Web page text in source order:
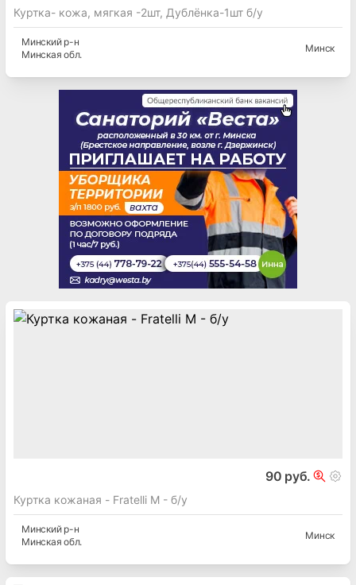
Куртка- кожа, мягкая -2шт, Дублёнка-1шт б/у
Минскийр-н
Минская обл.
Минск
90 руб.
Куртка кожаная - Fratelli M - б/у
Минскийр-н
Минская обл.
Минск